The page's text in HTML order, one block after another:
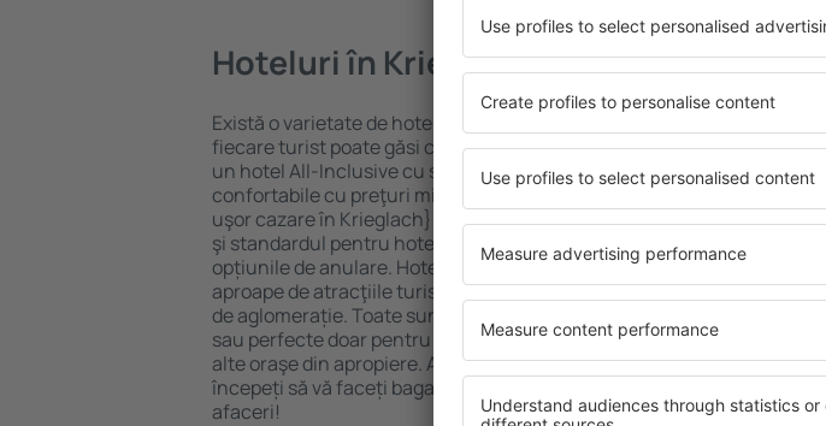
Hoteluri în Krieglach
Există o varietate de hoteluri disponibile în Krieglach, astfel încât
fiecare turist poate găsi cazare potrivită nevoilor sale. Preferați
un hotel All-Inclusive cu standarde ȋnalte sau preferați hoteluri
confortabile cu preţuri mici? Cu ajutorul nostru puteți rezerva
uşor cazare în Krieglach} pentru orice buget! Selectați destinația
şi standardul pentru hotel, verificați metodele de plată și
opțiunile de anulare. Hotelurile în Krieglach sunt situate atât
aproape de atracţiile turistice populare, cât și puțin mai departe
de aglomerație. Toate sunt disponibile pentru o vacanță lungă
sau perfecte doar pentru o noapte atunci când doriţi să vizitaţi şi
alte oraşe din apropiere. Alegeți hotelul care vi se potriveşte și
începeți să vă faceți bagajele pentru o vacanţă sau călătorie de
afaceri!